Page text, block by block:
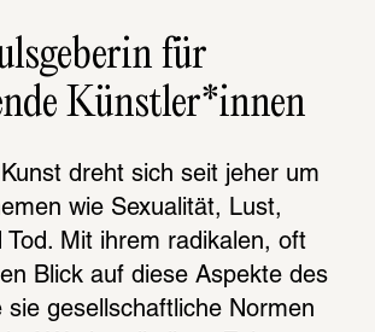
für
Künstler*innen
dreht sich seit jeher um
wie Sexua­li­tät, Lust,
Tod. Mit ihrem radi­ka­len, oft
Blick auf diese Aspekte des
sie gesell­schaft­li­che Normen